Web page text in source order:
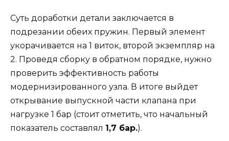
Суть доработки детали заключается в
подрезании обеих пружин. Первый элемент
укорачивается на 1 виток, второй экземпляр на
2. Проведя сборку в обратном порядке, нужно
проверить эффективность работы
модернизированного узла. В итоге выйдет
открывание выпускной части клапана при
нагрузке 1 бар (стоит отметить, что начальный
показатель составлял 1,7 бар.).